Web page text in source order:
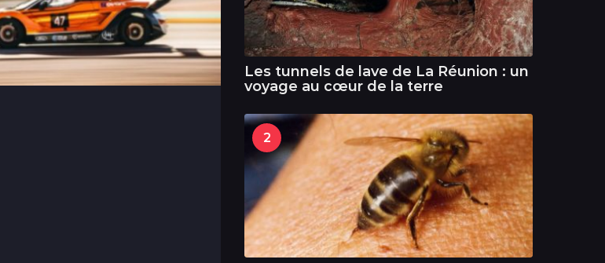
Les tunnels de lave de La Réunion : un
voyage au cœur de la terre
2